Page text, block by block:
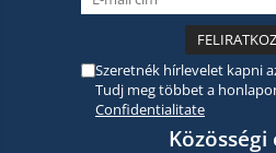
Szeretnék hírlevelet kapni
Tudj meg többet a
Confidentialitate
Közösségi